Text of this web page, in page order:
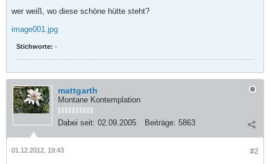
wer weiß, wo diese schöne hütte steht?
image001.jpg
Stichworte: -
mattgarth
Montane Kontemplation
Dabei seit: 02.09.2005 Beiträge: 5863
#2
01.12.2012, 19:43